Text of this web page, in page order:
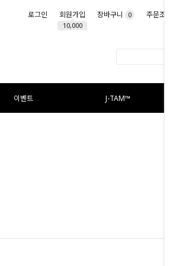
로그인 회원가입
10,000
장바구니 0 주문조회
이벤트 J-TAM™